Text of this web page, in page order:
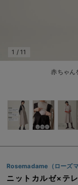
快適機能ウェア特集 パ
erbaviva（エルバビーバ
ハレの日に着る
買って正解！高評価レビ
親子コーデ｜ママとベビ
赤ちゃん
1 / 11
Rosemadame（ローズマ
ニットカルゼ×テ